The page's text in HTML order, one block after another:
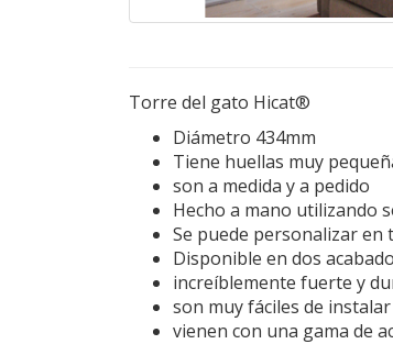
Torre del gato Hicat®
Diámetro 434mm
Tiene huellas muy
son a medida y a pedido
Hecho a mano utilizando
Se puede personalizar en
Disponible en dos
increíblemente fuerte y
son muy fáciles de instalar
vienen con una gama de